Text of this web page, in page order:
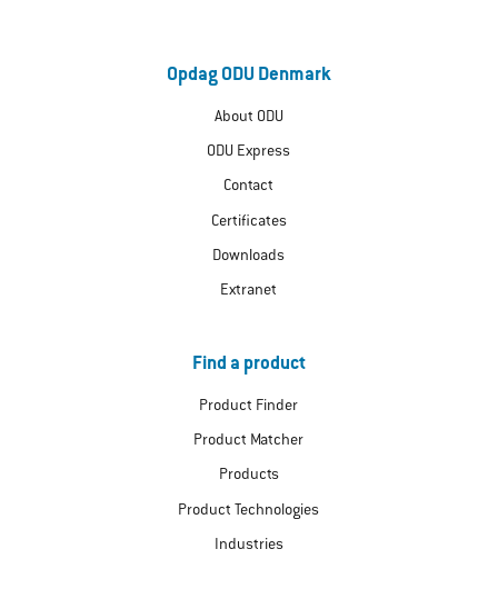
Opdag ODU Denmark
About ODU
ODU Express
Contact
Certificates
Downloads
Extranet
Find a product
Product Finder
Product Matcher
Products
Product Technologies
Industries